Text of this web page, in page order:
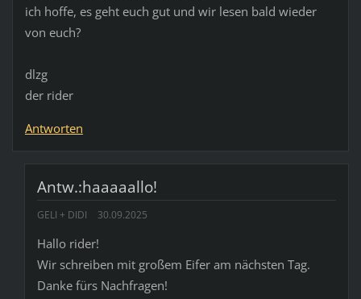
ich hoffe, es geht euch gut und wir lesen bald wieder
von euch?
dlzg
der rider
Antworten
Antw.:haaaaallo!
GELI + DIDI 30.09.2025
Hallo rider!
Wir schreiben mit großem Eifer am nächsten Tag.
Danke fürs Nachfragen!